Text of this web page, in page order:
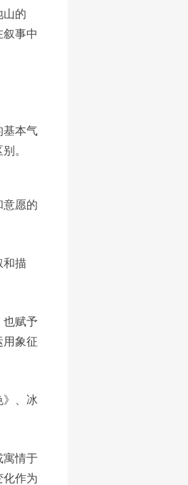
山的
叙事中
基本气
。
意愿的
和描
也赋予
用象征
》、冰
寓情于
化作为